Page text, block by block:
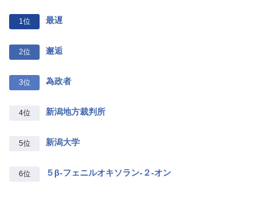
1位 最遅
2位 邂逅
3位 為政者
4位 新潟地方裁判所
5位 新潟大学
6位 ５β‐フェニルオキソラン‐２‐オン